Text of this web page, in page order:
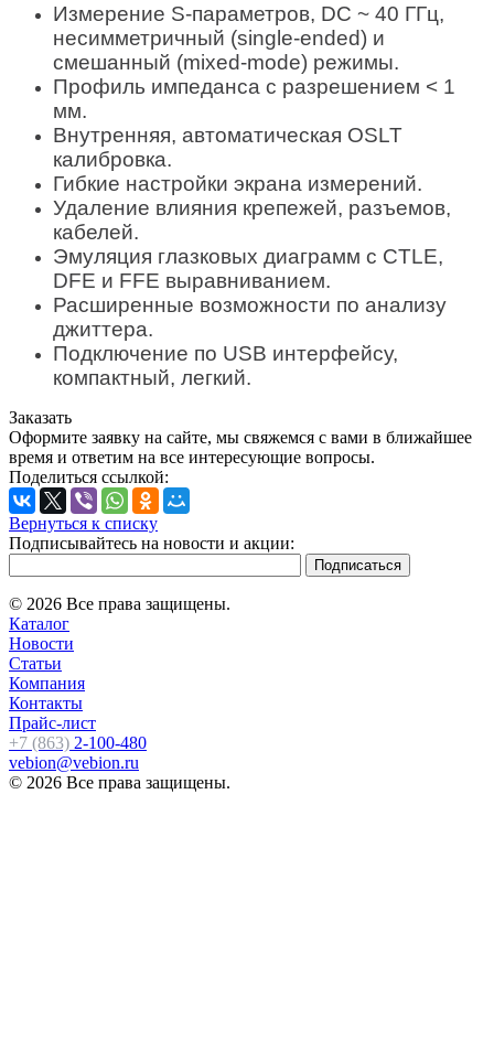
Измерение S-параметров, DC ~ 40 ГГц,
несимметричный (single-ended) и
смешанный (mixed-mode) режимы.
Профиль импеданса с разрешением < 1
мм.
Внутренняя, автоматическая OSLT
калибровка.
Гибкие настройки экрана измерений.
Удаление влияния крепежей, разъемов,
кабелей.
Эмуляция глазковых диаграмм с CTLE,
DFE и FFE выравниванием.
Расширенные возможности по анализу
джиттера.
Подключение по USB интерфейсу,
компактный, легкий.
Заказать
Оформите заявку на сайте, мы свяжемся с вами в ближайшее
время и ответим на все интересующие вопросы.
Поделиться ссылкой:
Вернуться к списку
Подписывайтесь на новости и акции:
© 2026 Все права защищены.
Каталог
Новости
Статьи
Компания
Контакты
Прайс-лист
+7 (863) 2-100-480
vebion@vebion.ru
© 2026 Все права защищены.